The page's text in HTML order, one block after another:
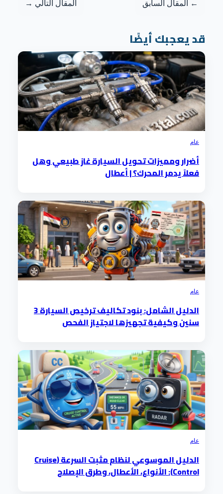
← المقال السابق المقال التالي →
قد يعجبك أيضًا
عام
أضرار ومميزات تحويل السيارة غاز طبيعي وهل
فعلاً يدمر المحرك؟ | أعطال
عام
الدليل الشامل: بنود تكاليف ترخيص السيارة 3
سنين وكيفية تجهيزها لاجتياز الفحص
عام
الدليل الموسوعي لنظام مثبت السرعة (Cruise
Control): الأنواع، الأعطال، وطرق الإصلاح